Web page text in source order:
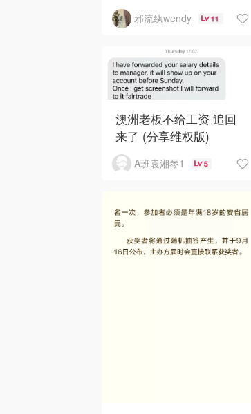
邪流纨wendy 11
澳洲老板不给工资 追回
来了 (分享维权版)
A班袁湘琴1 5